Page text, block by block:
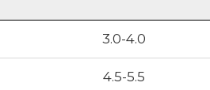
3.0-4.0
4.5-5.5